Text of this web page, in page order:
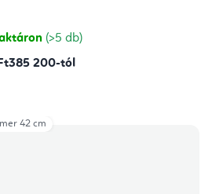
csillag.
(>5 db)
200-tól
42 cm